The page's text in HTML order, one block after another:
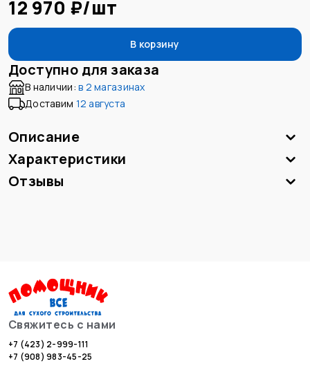
12 970 ₽/шт
В корзину
Доступно для заказа
В наличии: в 2 магазинах
Доставим 12 августа
Описание
Характеристики
Отзывы
Свяжитесь с нами
+7 (423) 2-999-111
+7 (908) 983-45-25